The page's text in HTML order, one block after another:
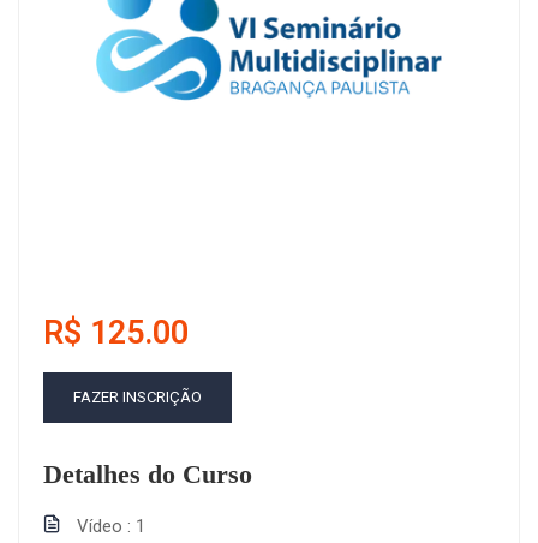
R$ 125.00
FAZER INSCRIÇÃO
Detalhes do Curso
Vídeo
1